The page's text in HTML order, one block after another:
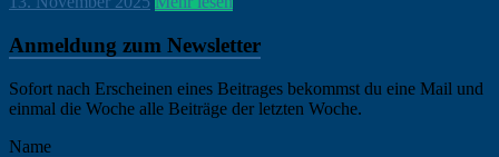
Borstel,
News
Anmeldung zum Newsletter
Sofort nach Erscheinen eines Beitrages bekommst du eine Mail und
einmal die Woche alle Beiträge der letzten Woche.
Name